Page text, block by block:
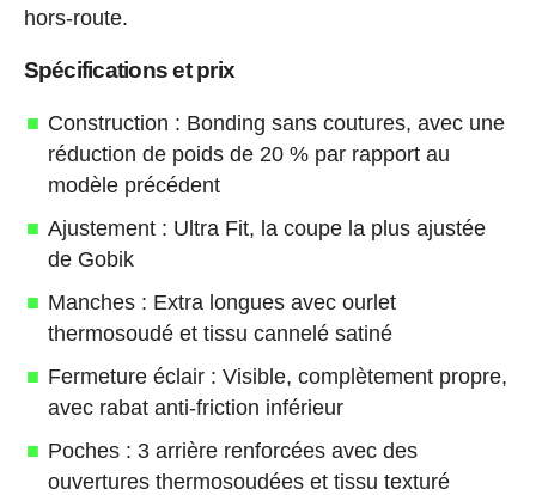
hors-route.
Spécifications et prix
Construction : Bonding sans coutures, avec une
réduction de poids de 20 % par rapport au
modèle précédent
Ajustement : Ultra Fit, la coupe la plus ajustée
de Gobik
Manches : Extra longues avec ourlet
thermosoudé et tissu cannelé satiné
Fermeture éclair : Visible, complètement propre,
avec rabat anti-friction inférieur
Poches : 3 arrière renforcées avec des
ouvertures thermosoudées et tissu texturé